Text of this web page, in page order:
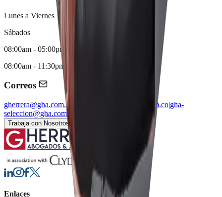
Lunes a Viernes
Sábados
08:00am - 05:00pm
08:00am - 11:30pm
Correos
gherrera@gha.com.co comunicaciones@gha.com.co|gha-
seleccion@gha.com.co
Trabaja con Nosotros
Enlaces